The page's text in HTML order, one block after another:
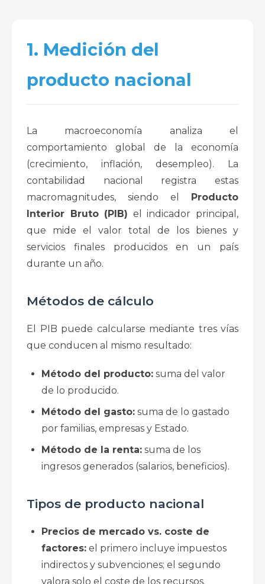
1. Medición del
producto nacional
La macroeconomía analiza el
comportamiento global de la economía
(crecimiento, inflación, desempleo). La
contabilidad nacional registra estas
macromagnitudes, siendo el Producto
Interior Bruto (PIB) el indicador principal,
que mide el valor total de los bienes y
servicios finales producidos en un país
durante un año.
Métodos de cálculo
El PIB puede calcularse mediante tres vías
que conducen al mismo resultado:
Método del producto: suma del valor
de lo producido.
Método del gasto: suma de lo gastado
por familias, empresas y Estado.
Método de la renta: suma de los
ingresos generados (salarios, beneficios).
Tipos de producto nacional
Precios de mercado vs. coste de
factores: el primero incluye impuestos
indirectos y subvenciones; el segundo
valora solo el coste de los recursos.